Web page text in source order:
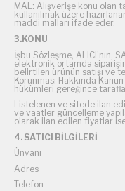
MAL: Alışverişe konu olan
kullanılmak üzere
maddi malları ifade eder.
3.KONU
İşbu Sözleşme, ALICI’nın,
elektronik ortamda
belirtilen ürünün satışı ve
Korunması Hakkında
hükümleri gereğince
Listelenen ve sitede ilan
ve vaatler güncelleme
olarak ilan edilen fiyatlar
4. SATICI BİLGİLERİ
Ünvanı
Adres
Telefon